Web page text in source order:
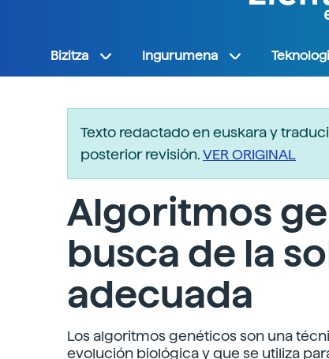
Bizitza Ingurumena
Texto redactado en euskara y
posterior revisión.VER ORIGINAL
Algoritmos
busca de la
adecuada
Los algoritmos genéticos son una
evolución biológica y que se utiliza